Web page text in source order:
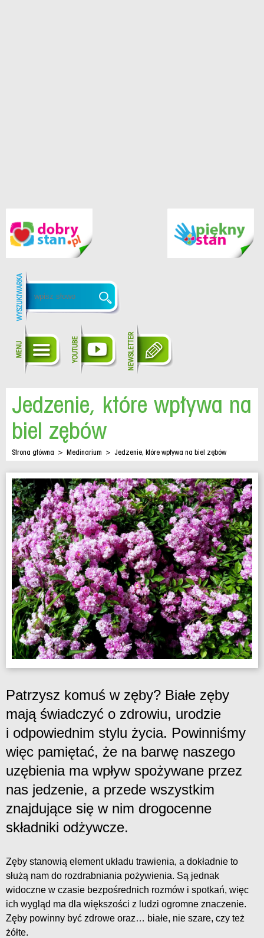
Jedzenie, które wpływa na
biel zębów
Strona główna > Medinarium > Jedzenie, które wpływa na biel zębów
Patrzysz komuś w zęby? Białe zęby
mają świadczyć o zdrowiu, urodzie
i odpowiednim stylu życia. Powinniśmy
więc pamiętać, że na barwę naszego
uzębienia ma wpływ spożywane przez
nas jedzenie, a przede wszystkim
znajdujące się w nim drogocenne
składniki odżywcze.
Zęby stanowią element układu trawienia, a dokładnie to
służą nam do rozdrabniania pożywienia. Są jednak
widoczne w czasie bezpośrednich rozmów i spotkań, więc
ich wygląd ma dla większości z ludzi ogromne znaczenie.
Zęby powinny być zdrowe oraz… białe, nie szare, czy też
żółte.